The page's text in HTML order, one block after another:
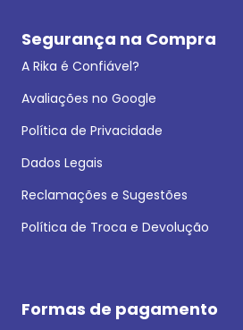
Segurança na Compra
A Rika é Confiável?
Avaliações no Google
Política de Privacidade
Dados Legais
Reclamações e Sugestões
Política de Troca e Devolução
Formas de pagamento